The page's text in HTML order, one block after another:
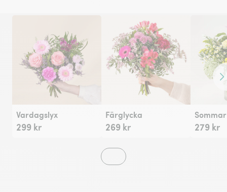
Vardagslyx
299 kr
Färglycka
269 kr 279 kr